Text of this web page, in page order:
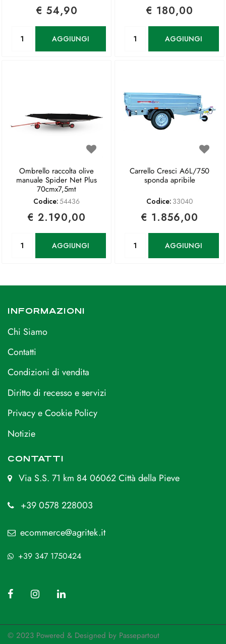
€ 54,90
AGGIUNGI
€ 180,00
AGGIUNGI
Ombrello raccolta olive
manuale Spider Net Plus
70cmx7,5mt
Codice:54436
€ 2.190,00
AGGIUNGI
Carrello Cresci A6L/750
sponda apribile
Codice: 33040
€ 1.856,00
AGGIUNGI
INFORMAZIONI
Chi Siamo
Contatti
Condizioni di vendita
Diritto di recesso e servizi
Privacy e Cookie Policy
Notizie
CONTATTI
Via S.S. 71 km 84 06062 Città della Pieve
+39 0578 228003
ecommerce@agritek.it
+39 347 1750424
© 2023 Powered & Designed by Passepartout